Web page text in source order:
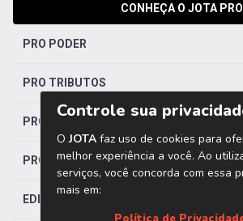
CONHEÇA O JOTA PRO
PRO PODER
PRO TRIBUTOS
PRO TRABALHISTA
PRO SAÚDE
EDITORIAS